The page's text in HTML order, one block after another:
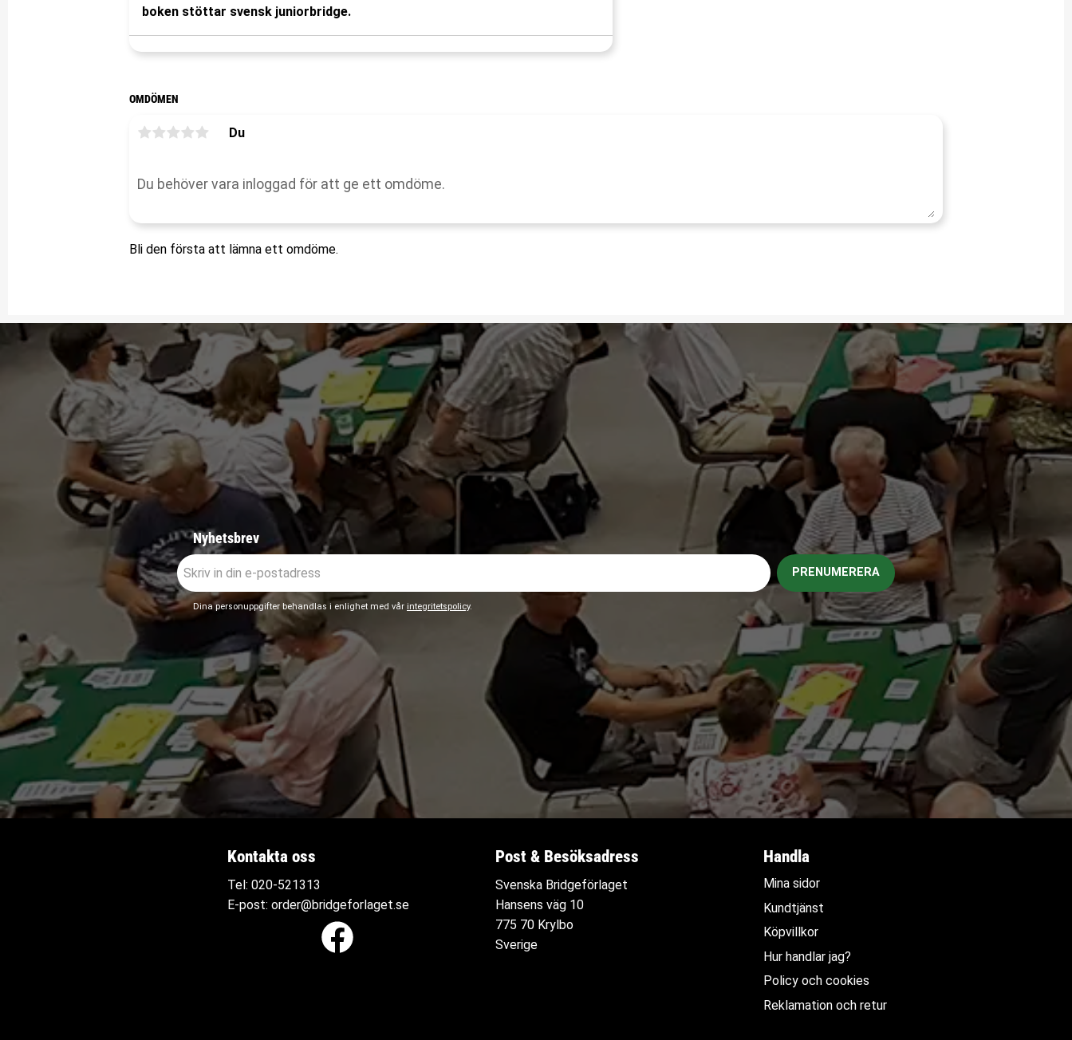
boken stöttar svensk juniorbridge.
OMDÖMEN
Du
Bli den första att lämna ett omdöme.
Nyhetsbrev
PRENUMERERA
Dina personuppgifter behandlas i enlighet med vår integritetspolicy.
Kontakta oss
Tel:020-521313
E-post:order@bridgeforlaget.se
Post & Besöksadress
Svenska Bridgeförlaget
Hansens väg 10
775 70 Krylbo
Sverige
Handla
Mina sidor
Kundtjänst
Köpvillkor
Hur handlar jag?
Policy och cookies
Reklamation och retur